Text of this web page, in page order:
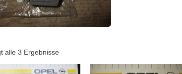
alle 3 Ergebnisse